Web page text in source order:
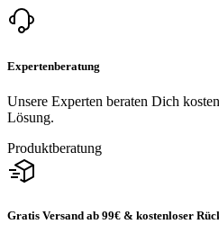
Expertenberatung
Unsere Experten beraten Dich
Lösung.
Produktberatung
Gratis Versand ab 99€ & kostenloser